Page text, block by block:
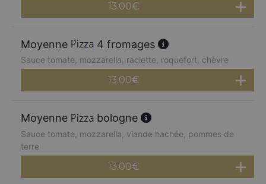
13.00€
Moyenne 4 fromages
Sauce tomate, mozzarella, raclette, roquefort, chèvre
13.00€
Moyenne bologne
Sauce tomate, mozzarella, viande hachée, pommes de
terre
13.00€